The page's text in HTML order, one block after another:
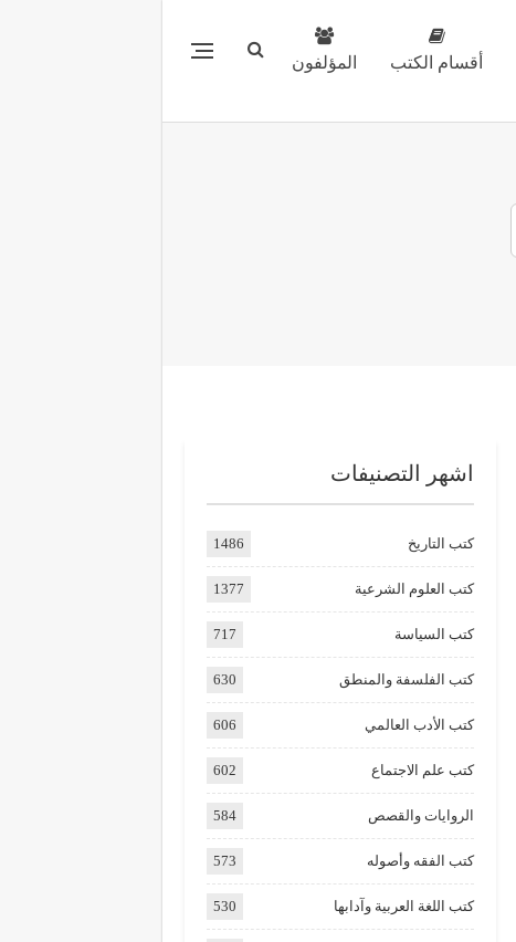
أقسام الكتب المؤلفون
اشهر التصنيفات
كتب التاريخ 1486
كتب العلوم الشرعية 1377
كتب السياسة 717
كتب الفلسفة والمنطق 630
كتب الأدب العالمي 606
كتب علم الاجتماع 602
الروايات والقصص 584
كتب الفقه وأصوله 573
كتب اللغة العربية وآدابها 530